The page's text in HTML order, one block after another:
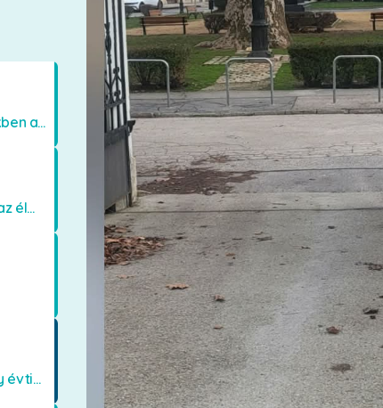
Színpadon a kollégák, szívünkben a lakók
Együtt a „színpadon”, együtt az élményekért 🎭✨
40 éves a Názáret Ház – Négy évtized szeretetben és gondoskodásban